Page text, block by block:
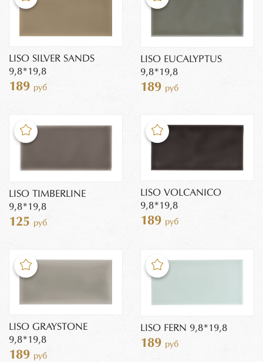
LISO SILVER SANDS
9,8*19,8
189 руб
LISO EUCALYPTUS
9,8*19,8
189 руб
LISO TIMBERLINE
9,8*19,8
125 руб
LISO VOLCANICO
9,8*19,8
189 руб
LISO GRAYSTONE
9,8*19,8
189 руб
LISO FERN 9,8*19,8
189 руб